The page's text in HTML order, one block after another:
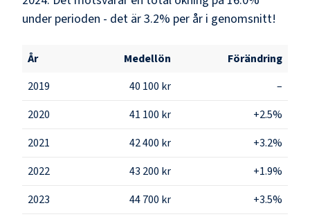
under perioden - det är 3.2% per år i genomsnitt!
År Medellön
Förändring
2019
40 100 kr
–
2020
41 100 kr
+2.5%
2021
42 400 kr
+3.2%
2022
43 200 kr
+1.9%
2023
44 700 kr
+3.5%